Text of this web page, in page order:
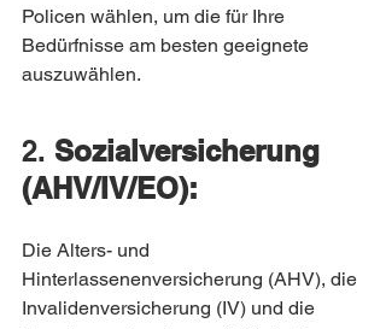
Policen wählen, um die für Ihre
Bedürfnisse am besten geeignete
auszuwählen.
2. Sozialversicherung
(AHV/IV/EO):
Die Alters- und
Hinterlassenenversicherung (AHV), die
Invalidenversicherung (IV) und die